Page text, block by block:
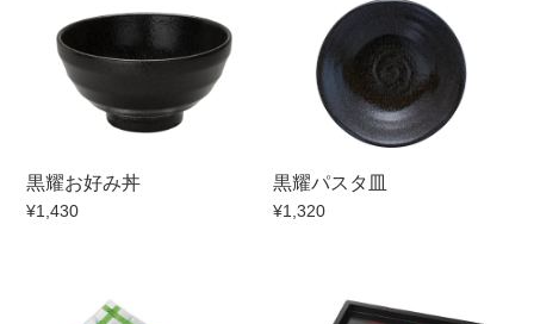
商品タイプ
通常商品 セール商品 OUTLET
セール
50％OFF～ 50％OFF
小皿 中皿・取皿
黒耀お好み丼
¥1,430
黒耀パスタ皿
¥1,320